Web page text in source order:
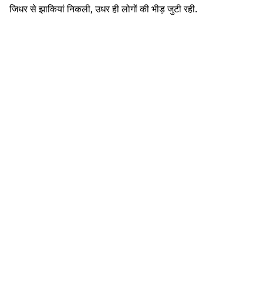
जिधर से झाकियां निकली, उधर ही लोगों की भीड़ जुटी रही.